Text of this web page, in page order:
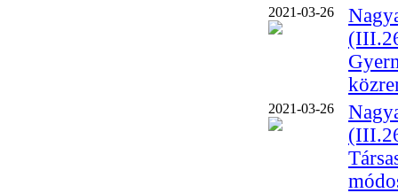
2021-03-26
2021-03-26